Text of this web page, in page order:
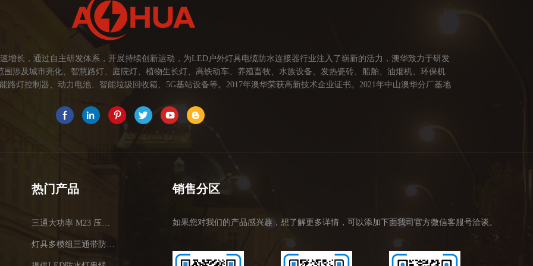
增长，通过自主研发体系，开展持续创新运动，为LED户外灯具电缆防水连接器行业注入了崭新的活力，澳华致力于研发
涉及城市亮化、智慧路灯、庭院灯、植物生长灯、高铁动车、养殖畜牧、水族设备、发热瓷砖、船舶、油烟机、环保机
路灯控制器、动力电池、智能垃圾回收箱、5G基站设备等。2017年澳华荣获高新技术企业证书。2021年中山澳华分厂基地
场发展，紧握客户的需求，提供有价值的线缆连接器解决方案，为客户创造价值。 我们的价值观： 1、不断专研高端技
术，提高行业技术水平...
热门产品
三通大功率 M23 压接2.5平方
灯具多模组三通带防水插头
销售分区
如果您对我们的产品感兴趣，想了解更多详情，可以添加下面我司官方微信客服号洽谈。